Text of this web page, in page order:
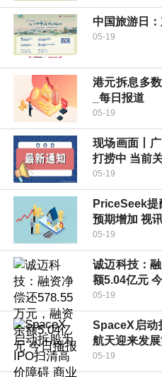
中国旅游日
05-19
港元拆息多
_每日报道
05-19
现场画面丨
打捞中 当前
05-19
PriceSeek提
预期增加 视
05-19
诚迈科技：
额5.04亿元
05-19
SpaceX启动
航天迎来发
05-19